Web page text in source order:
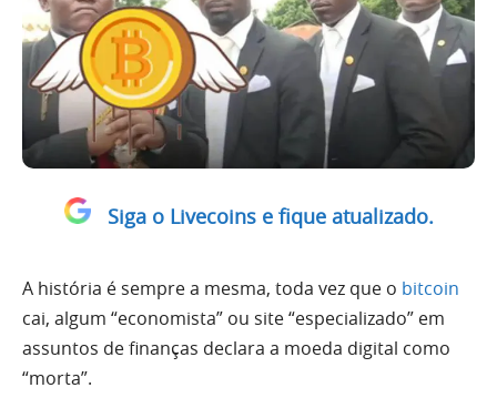
Siga o Livecoins e fique atualizado.
A história é sempre a mesma, toda vez que o bitcoin
cai, algum “economista” ou site “especializado” em
assuntos de finanças declara a moeda digital como
“morta”.